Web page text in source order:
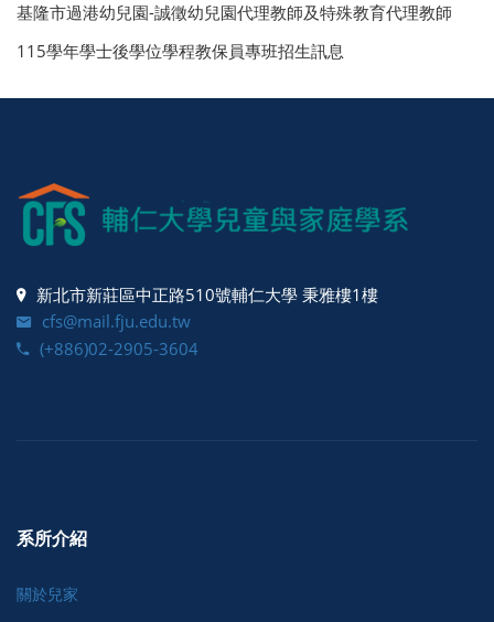
基隆市過港幼兒園-誠徵幼兒園代理教師及特殊教育代理教師
115學年學士後學位學程教保員專班招生訊息
新北市新莊區中正路510號輔仁大學 秉雅樓1樓
cfs@mail.fju.edu.tw
(+886)02-2905-3604
系所介紹
關於兒家